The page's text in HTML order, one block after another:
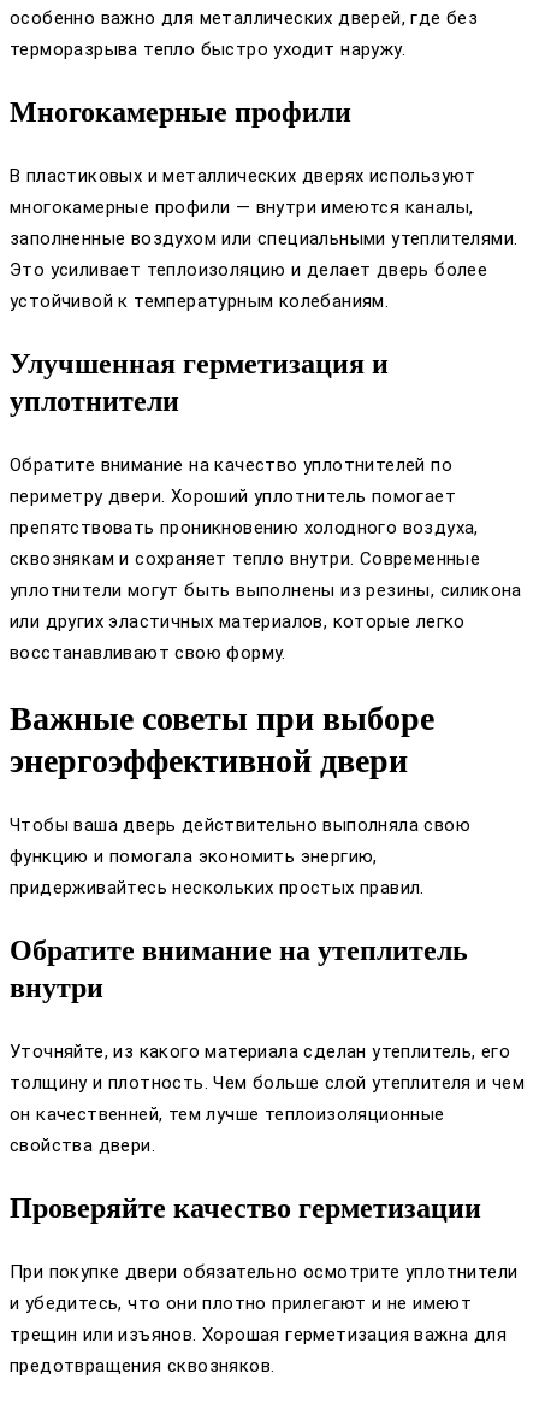
особенно важно для металлических дверей, где без
терморазрыва тепло быстро уходит наружу.
Многокамерные профили
В пластиковых и металлических дверях используют
многокамерные профили — внутри имеются каналы,
заполненные воздухом или специальными утеплителями.
Это усиливает теплоизоляцию и делает дверь более
устойчивой к температурным колебаниям.
Улучшенная герметизация и
уплотнители
Обратите внимание на качество уплотнителей по
периметру двери. Хороший уплотнитель помогает
препятствовать проникновению холодного воздуха,
сквознякам и сохраняет тепло внутри. Современные
уплотнители могут быть выполнены из резины, силикона
или других эластичных материалов, которые легко
восстанавливают свою форму.
Важные советы при выборе
энергоэффективной двери
Чтобы ваша дверь действительно выполняла свою
функцию и помогала экономить энергию,
придерживайтесь нескольких простых правил.
Обратите внимание на утеплитель
внутри
Уточняйте, из какого материала сделан утеплитель, его
толщину и плотность. Чем больше слой утеплителя и чем
он качественней, тем лучше теплоизоляционные
свойства двери.
Проверяйте качество герметизации
При покупке двери обязательно осмотрите уплотнители
и убедитесь, что они плотно прилегают и не имеют
трещин или изъянов. Хорошая герметизация важна для
предотвращения сквозняков.